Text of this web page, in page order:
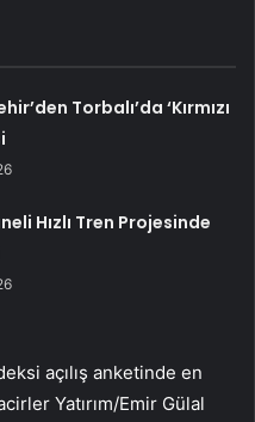
Torbalı’da ‘Kırmızı
Hızlı Tren Projesinde
açılış anketinde en
Yatırım/Emir Gülal